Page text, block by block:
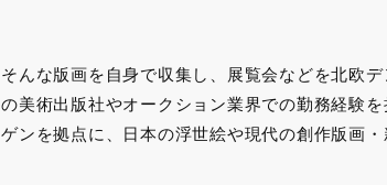
そんな版画を自身で収集し、展覧会などを北欧
の美術出版社やオークション業界での勤務経験
ゲンを拠点に、日本の浮世絵や現代の創作版画